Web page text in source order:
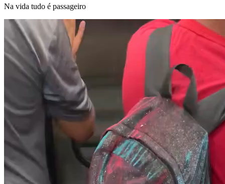
Na vida tudo é passageiro